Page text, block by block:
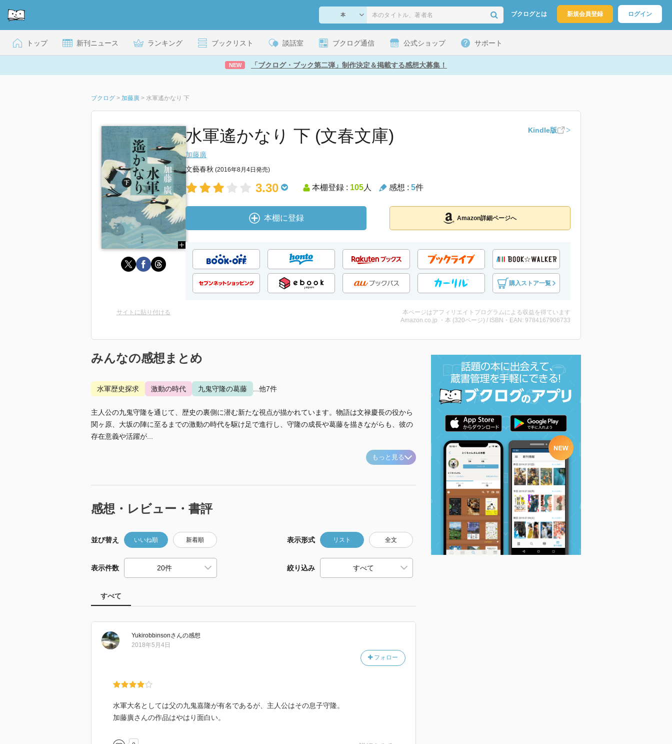
ブクログとは 新規会員登録 ログイン
トップ 新刊ニュース ランキング ブックリスト 談話室 ブクログ通信 公式ショップ サポート
NEW 「ブクログ・ブック第二弾」制作決定＆掲載する感想大募集！
ブクログ > 加藤廣 > 水軍遙かなり 下
水軍遙かなり 下 (文春文庫) Kindle版
加藤廣
文藝春秋 (2016年8月4日発売)
3.30 本棚登録 : 105人 感想 : 5件
本棚に登録 Amazon詳細ページへ
購入ストア一覧
サイトに貼り付ける
本ページはアフィリエイトプログラムによる収益を得ています
Amazon.co.jp ・本 (320ページ) / ISBN・EAN: 9784167906733
みんなの感想まとめ
水軍歴史探求 激動の時代 九鬼守隆の葛藤 ...他7件
主人公の九鬼守隆を通じて、歴史の裏側に潜む新たな視点が描かれています。物語は文禄慶長の役から
関ヶ原、大坂の陣に至るまでの激動の時代を駆け足で進行し、守隆の成長や葛藤を描きながらも、彼の
存在意義や活躍が...
もっと見る
感想・レビュー・書評
並び替え いいね順 新着順 表示形式 リスト 全文
表示件数 絞り込み
すべて
Yukirobbinsonさんの感想
フォロー
2018年5月4日
水軍大名としては父の九鬼嘉隆が有名であるが、主人公はその息子守隆。
加藤廣さんの作品はやはり面白い。